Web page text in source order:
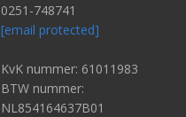
0251-748741
[email protected]
KvK nummer: 61011983
BTW nummer:
NL854164637B01